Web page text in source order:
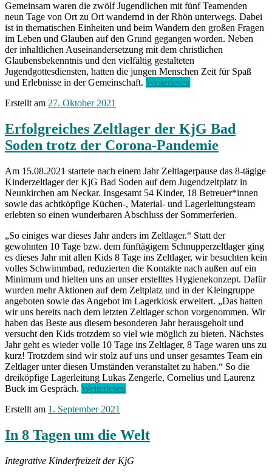
Gemeinsam waren die zwölf Jugendlichen mit fünf Teamenden
neun Tage von Ort zu Ort wandernd in der Rhön unterwegs. Dabei
ist in thematischen Einheiten und beim Wandern den großen Fragen
im Leben und Glauben auf den Grund gegangen worden. Neben
der inhaltlichen Auseinandersetzung mit dem christlichen
Glaubensbekenntnis und den vielfältig gestalteten
Jugendgottesdiensten, hatten die jungen Menschen Zeit für Spaß
und Erlebnisse in der Gemeinschaft. Weiterlesen
der
KjG
in
Rhön“
Erstellt am 27. Oktober 2021
Erfolgreiches Zeltlager der KjG Bad
Soden trotz der Corona-Pandemie
Am 15.08.2021 startete nach einem Jahr Zeltlagerpause das 8-tägige
Kinderzeltlager der KjG Bad Soden auf dem Jugendzeltplatz in
Neunkirchen am Neckar. Insgesamt 54 Kinder, 18 Betreuer*innen
sowie das achtköpfige Küchen-, Material- und Lagerleitungsteam
erlebten so einen wunderbaren Abschluss der Sommerferien.
„So einiges war dieses Jahr anders im Zeltlager.“ Statt der
gewohnten 10 Tage bzw. dem fünftägigem Schnupperzeltlager ging
es dieses Jahr mit allen Kids 8 Tage ins Zeltlager, wir besuchten kein
volles Schwimmbad, reduzierten die Kontakte nach außen auf ein
Minimum und hielten uns an unser erstelltes Hygienekonzept. Dafür
wurden mehr Aktionen auf dem Zeltplatz und in der Kleingruppe
angeboten sowie das Angebot im Lagerkiosk erweitert. „Das hatten
wir uns bereits nach dem letzten Zeltlager schon vorgenommen. Wir
haben das Beste aus diesem besonderen Jahr herausgeholt und
versucht den Kids trotzdem so viel wie möglich zu bieten. Nächstes
Jahr geht es wieder volle 10 Tage ins Zeltlager, 8 Tage waren uns zu
kurz! Trotzdem sind wir stolz auf uns und unser gesamtes Team ein
Zeltlager unter diesen Umständen veranstaltet zu haben.“ So die
dreiköpfige Lagerleitung Lukas Zengerle, Cornelius und Laurenz
Buck im Gespräch. Weiterlesen
Bad
Soden
der
Erstellt am 1. September 2021
In 8 Tagen um die Welt
Integrative Kinderfreizeit der KjG